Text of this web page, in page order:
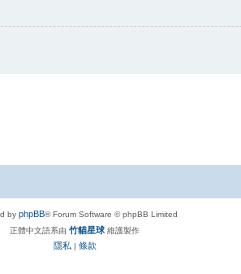
by phpBB® Forum Software © phpBB Limited
正體中文語系由 竹貓星球 維護製作
隱私 | 條款